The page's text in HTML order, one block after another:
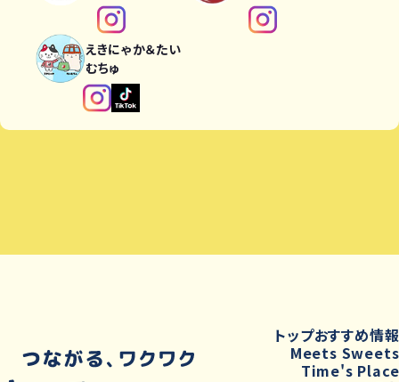
えきにゃか＆たい
むちゅ
トップおすすめ情報
Meets Sweets
Time's Place